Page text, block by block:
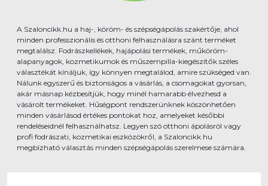
A Szaloncikk.hu a haj-, köröm- és szépségápolás szakértője, ahol
minden professzionális és otthoni felhasználásra szánt terméket
megtalálsz. Fodrászkellékek, hajápolási termékek, műköröm-
alapanyagok, kozmetikumok és műszempilla-kiegészítők széles
választékát kínáljuk, így könnyen megtalálod, amire szükséged van.
Nálunk egyszerű és biztonságos a vásárlás, a csomagokat gyorsan,
akár másnap kézbesítjük, hogy minél hamarabb élvezhesd a
vásárolt termékeket. Hűségpont rendszerünknek köszönhetően
minden vásárlásod értékes pontokat hoz, amelyeket későbbi
rendeléseidnél felhasználhatsz. Legyen szó otthoni ápolásról vagy
profi fodrászati, kozmetikai eszközökről, a Szaloncikk.hu
megbízható választás minden szépségápolás szerelmese számára.